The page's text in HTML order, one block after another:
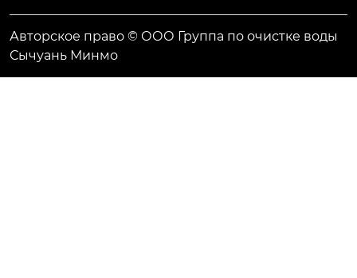
Авторское право © ООО Группа по очистке воды
Сычуань Минмо